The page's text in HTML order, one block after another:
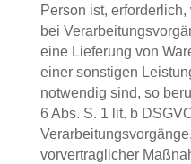
Person ist,
bei
eine Lieferung von
einer sonstigen
notwendig sind, so
6 Abs. S. 1 lit. b
vorvertraglicher